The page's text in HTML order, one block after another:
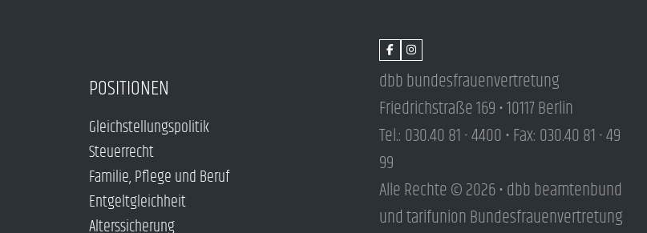
POSITIONEN
Gleichstellungspolitik
Steuerrecht
Familie, Pflege und Beruf
Entgeltgleichheit
Alterssicherung
dbb bundesfrauenvertretung
Friedrichstraße 169 • 10117 Berlin
Tel.: 030.40 81 - 4400 • Fax: 030.40 81 - 49
99
Alle Rechte © 2026 • dbb beamtenbund
und tarifunion Bundesfrauenvertretung